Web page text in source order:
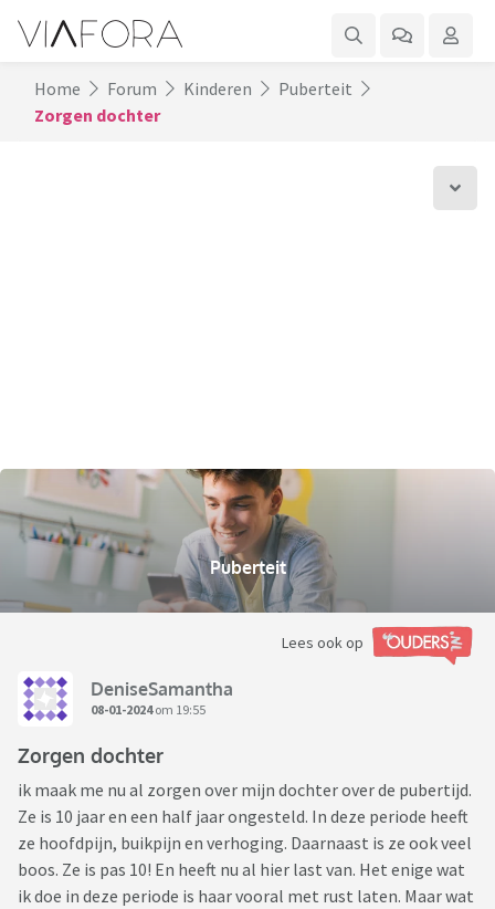
Home Forum Kinderen
Puberteit
Zorgen dochter
Puberteit
Lees ook op
DeniseSamantha
08-01-2024om 19:55
Zorgen dochter
ik maak me nu al zorgen over mijn dochter over de pubertijd.
Ze is 10 jaar en een half jaar ongesteld. In deze periode heeft
ze hoofdpijn, buikpijn en verhoging. Daarnaast is ze ook veel
boos. Ze is pas 10! En heeft nu al hier last van. Het enige wat
ik doe in deze periode is haar vooral met rust laten. Maar wat